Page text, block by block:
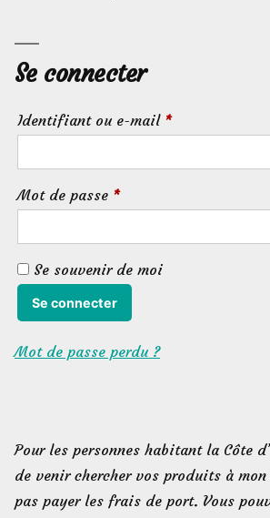
Se connecter
Identifiant ou e-mail *Obligatoire
Mot de passe *Obligatoire
Se souvenir de moi
Se connecter
Mot de passe perdu ?
Pour les personnes habitant la Côte
de venir chercher vos produits à
pas payer les frais de port. Vous